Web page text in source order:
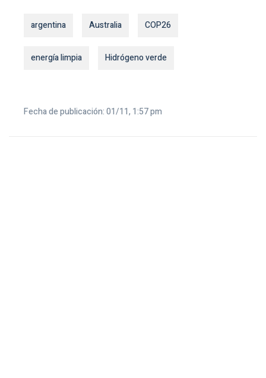
argentina Australia COP26
energía limpia Hidrógeno verde
Fecha de publicación: 01/11, 1:57 pm